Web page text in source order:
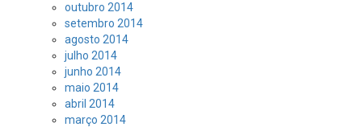
outubro 2014
setembro 2014
agosto 2014
julho 2014
junho 2014
maio 2014
abril 2014
março 2014